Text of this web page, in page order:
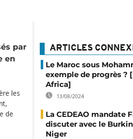
par
en
les
de
ARTICLES
Le Maroc sous
exemple de progrès ?
Africa]
13/08/2024
La CEDEAO mandate
discuter avec le
Niger